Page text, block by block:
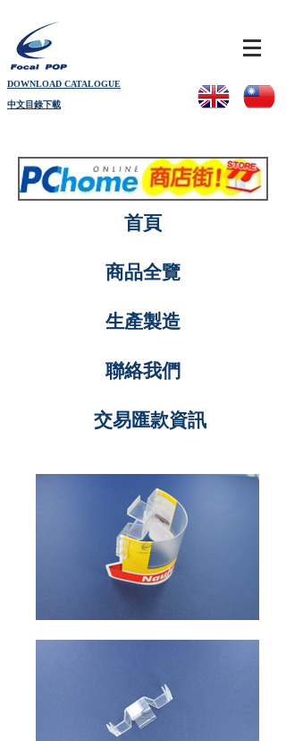
DOWNLOAD CATALOGUE
中文目錄下載
首頁
商品全覽
生產製造
聯絡我們
交易匯款資訊